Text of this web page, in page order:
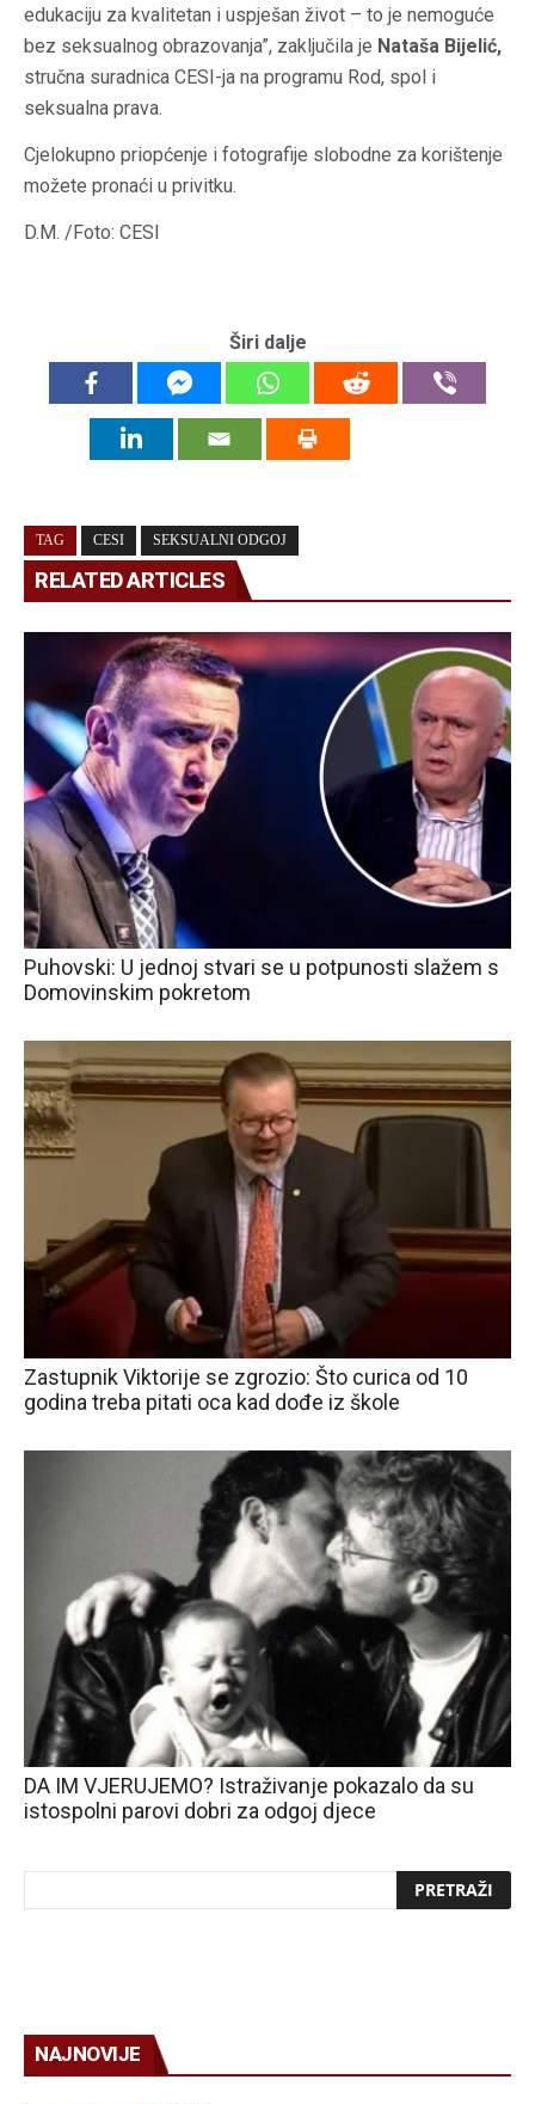
edukaciju za kvalitetan i uspješan život – to je nemoguće
bez seksualnog obrazovanja”, zaključila je Nataša Bijelić,
stručna suradnica CESI-ja na programu Rod, spol i
seksualna prava.
Cjelokupno priopćenje i fotografije slobodne za korištenje
možete pronaći u privitku.
D.M. /Foto: CESI
Širi dalje
TAG CESI SEKSUALNI ODGOJ
RELATED ARTICLES
Puhovski: U jednoj stvari se u potpunosti slažem s
Domovinskim pokretom
Zastupnik Viktorije se zgrozio: Što curica od 10
godina treba pitati oca kad dođe iz škole
DA IM VJERUJEMO? Istraživanje pokazalo da su
istospolni parovi dobri za odgoj djece
NAJNOVIJE